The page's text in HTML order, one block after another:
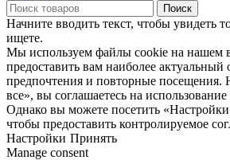
Поиск
Начните вводить текст, чтобы увидеть
ищете.
Мы используем файлы cookie на нашем
предоставить вам наиболее
предпочтения и повторные
все», вы соглашаетесь на
Однако вы можете посетить
чтобы предоставить контролируемое
Настройки Принять
Manage consent